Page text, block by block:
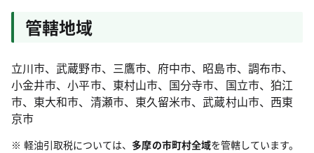
管轄地域
立川市、武蔵野市、三鷹市、府中市、昭島市、調布市、
小金井市、小平市、東村山市、国分寺市、国立市、狛江
市、東大和市、清瀬市、東久留米市、武蔵村山市、西東
京市
軽油引取税については、 多摩の市町村全域を管轄しています。